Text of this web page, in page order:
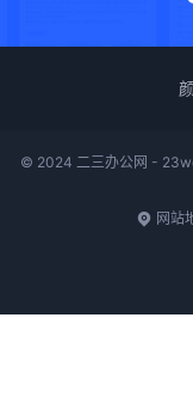
© 2024 二三办公网 -
网站